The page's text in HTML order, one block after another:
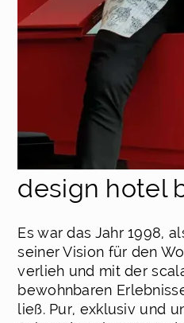
design hotel
Es war das Jahr 1998,
seiner Vision für den
verlieh und mit der
bewohnbaren
ließ. Pur, exklusiv und